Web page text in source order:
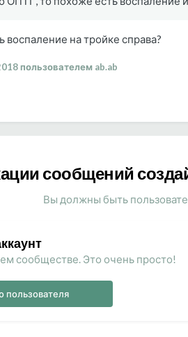
воспаление на тройке справа?
пользователем ab.ab
сообщений
Вы должны быть
сообществе. Это очень просто!
пользователя